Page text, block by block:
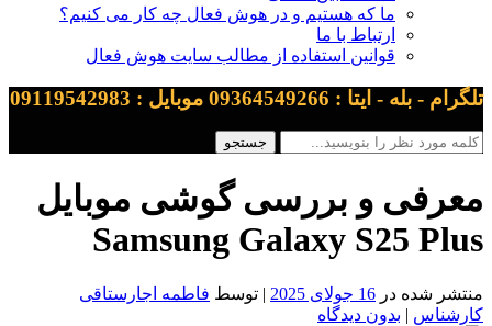
ما که هستیم و در هوش فعال چه کار می کنیم؟
ارتباط با ما
قوانین استفاده از مطالب سایت هوش فعال
تلگرام - بله - ایتا : 09364549266 موبایل : 09119542983
معرفی و بررسی گوشی موبایل
Samsung Galaxy S25 Plus
منتشر شده در 16 جولای 2025 | توسط فاطمه اجارستاقی
کارشناس | بدون دیدگاه